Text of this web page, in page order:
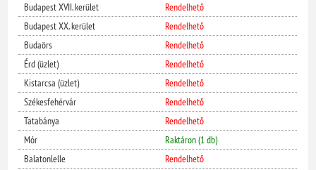
Budapest XVII. kerület
Rendelhető
Budapest XX. kerület
Rendelhető
Budaörs
Rendelhető
Érd (üzlet)
Rendelhető
Kistarcsa (üzlet)
Rendelhető
Székesfehérvár
Rendelhető
Tatabánya
Rendelhető
Mór
Raktáron (1 db)
Balatonlelle
Rendelhető